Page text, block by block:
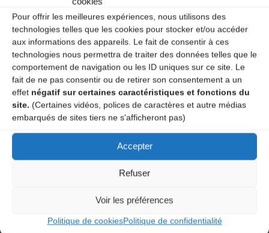
Pour offrir les meilleures expériences, nous utilisons des
technologies telles que les cookies pour stocker et/ou accéder
aux informations des appareils. Le fait de consentir à ces
technologies nous permettra de traiter des données telles que le
comportement de navigation ou les ID uniques sur ce site. Le
fait de ne pas consentir ou de retirer son consentement a un
effet négatif sur certaines caractéristiques et fonctions du
site. (Certaines vidéos, polices de caractères et autre médias
embarqués de sites tiers ne s'afficheront pas)
Accepter
Refuser
Voir les préférences
Politique de cookiesPolitique de confidentialité
Save my name, email, and site URL in my browser for next
time I post a comment.
Ce site utilise Akismet pour réduire les indésirables.
savoir plus sur la façon dont les données de vos